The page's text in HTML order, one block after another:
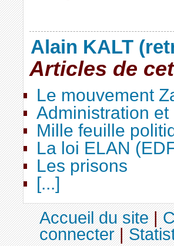
Alain KALT
Articles de
Le mouvement
Administration
Mille feuille
La loi ELAN
Les prisons
[...]
Accueil du site|
connecter|